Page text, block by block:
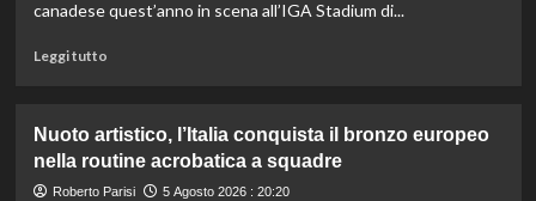
canadese quest’anno in scena all’IGA Stadium di...
Leggi tuttoLeggi
Esordio
ok
per
Nuoto artistico, l’Italia conquista il bronzo europeo
nella routine acrobatica a squadre
Roberto Parisi 5 Agosto 2026 : 20:20